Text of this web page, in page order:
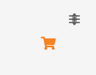
NÁKUPNÍ